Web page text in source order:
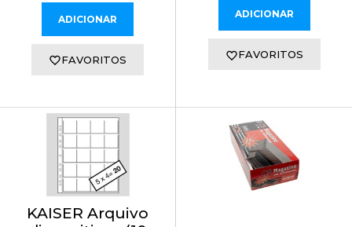
ADICIONAR
FAVORITOS
ADICIONAR
FAVORITOS
KAISER Arquivo